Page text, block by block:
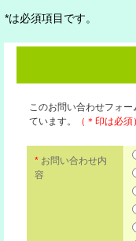
*は必須項目です。
このお問い合わせフォ
ています。
（＊印は必須）
*お問い合わせ内
容